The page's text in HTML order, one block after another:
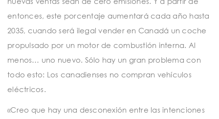
entonces, este porcentaje aumentará cada año hasta
2035, cuando será ilegal vender en Canadá un coche
propulsado por un motor de combustión interna. Al
menos… uno nuevo. Sólo hay un gran problema con
todo esto: Los canadienses no compran vehículos
eléctricos.
«Creo que hay una desconexión entre las intenciones